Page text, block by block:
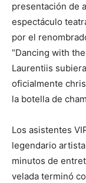
presentación de
espectáculo
por el
“Dancing with
Laurentiis
oficialmente
la botella de
Los asistentes
legendario
minutos de
velada terminó